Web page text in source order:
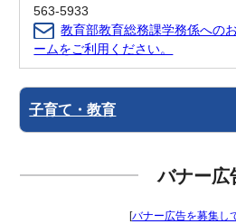
563-5933
教育部教育総務課学務係への
ームをご利用ください。
子育て・教育
バナー広
[バナー広告を募集し